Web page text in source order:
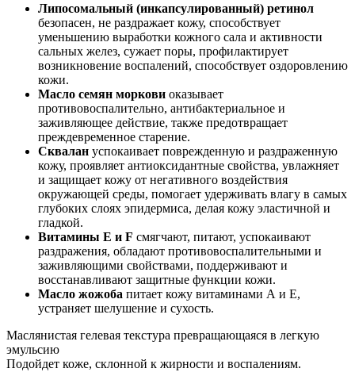
Липосомальный (инкапсулированный) ретинол
безопасен, не раздражает кожу, способствует
уменьшению выработки кожного сала и активности
сальных желез, сужает поры, профилактирует
возникновение воспалений, способствует оздоровлению
кожи.
Масло семян моркови оказывает
противовоспалительно, антибактериальное и
заживляющее действие, также предотвращает
преждевременное старение.
Сквалан успокаивает поврежденную и раздраженную
кожу, проявляет антиоксидантные свойства, увлажняет
и защищает кожу от негативного воздействия
окружающей среды, помогает удерживать влагу в самых
глубоких слоях эпидермиса, делая кожу эластичной и
гладкой.
Витамины E и F смягчают, питают, успокаивают
раздражения, обладают противовоспалительными и
заживляющими свойствами, поддерживают и
восстанавливают защитные функции кожи.
Масло жожоба питает кожу витаминами А и Е,
устраняет шелушение и сухость.
Маслянистая гелевая текстура превращающаяся в легкую
эмульсию
Подойдет коже, склонной к жирности и воспалениям.